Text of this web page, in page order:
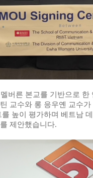
멜버른 본교를 기반으로 한
교수와 롱 응우옌 교수가
를 높이 평가하며 베트남
제안했습니다.